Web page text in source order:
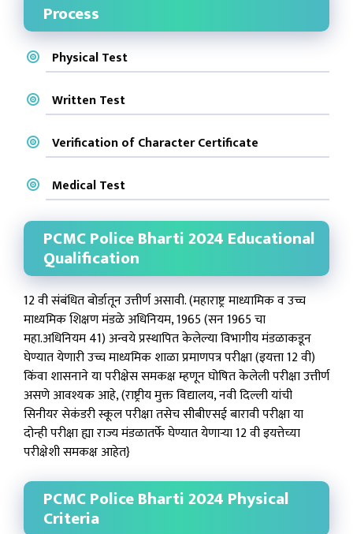
Process
Physical Test
Written Test
Verification of Character Certificate
Medical Test
PCMC Police Bharti 2024 Educational
Qualification
12 वी संबंधित बोर्डातून उत्तीर्ण असावी. (महाराष्ट्र माध्यामिक व उच्च
माध्यमिक शिक्षण मंडळे अधिनियम, 1965 (सन 1965 चा
महा.अधिनियम 41) अन्वये प्रस्थापित केलेल्या विभागीय मंडळाकडून
घेण्यात येणारी उच्च माध्यमिक शाळा प्रमाणपत्र परीक्षा (इयत्ता 12 वी)
किंवा शासनाने या परीक्षेस समकक्ष म्हणून घोषित केलेली परीक्षा उत्तीर्ण
असणे आवश्यक आहे, (राष्ट्रीय मुक्त विद्यालय, नवी दिल्ली यांची
सिनीयर सेकंडरी स्कूल परीक्षा तसेच सीबीएसई बारावी परीक्षा या
दोन्ही परीक्षा ह्या राज्य मंडळातर्फे घेण्यात येणाऱ्या 12 वी इयत्तेच्या
परीक्षेशी समकक्ष आहेत}
PCMC Police Bharti 2024 Physical
Criteria